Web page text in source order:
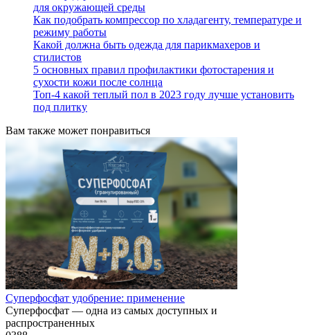
для окружающей среды
Как подобрать компрессор по хладагенту, температуре и
режиму работы
Какой должна быть одежда для парикмахеров и
стилистов
5 основных правил профилактики фотостарения и
сухости кожи после солнца
Топ-4 какой теплый пол в 2023 году лучше установить
под плитку
Вам также может понравиться
Суперфосфат удобрение: применение
Суперфосфат — одна из самых доступных и
распространенных